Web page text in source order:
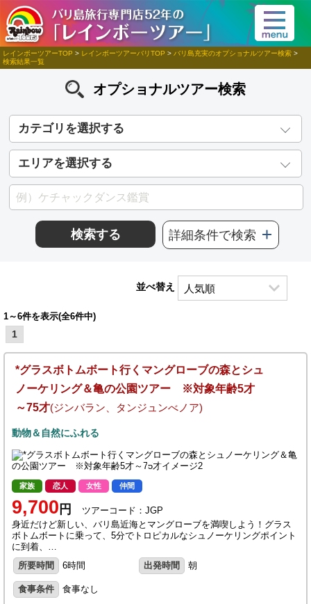
レインボーツアーTOP > レインボーツアーバリTOP > バリ島充実のオプショナルツアー検索 >
検索結果一覧
オプショナルツアー検索
カテゴリを選択する
エリアを選択する
検索する 詳細条件で検索
並べ替え
1～6件を表示(全6件中)
1
*グラスボトムボート行くマングローブの森とシュ
ノーケリング＆亀の公園ツアー ※対象年齢5才
～75才(ジンバラン、タンジュンべノア)
動物＆自然にふれる
家族 恋人 女性 仲間
9,700 円
ツアーコード：JGP
身近だけど新しい、バリ島近海とマングローブを満喫しよう！グラス
ボトムボートに乗って、5分でトロピカルなシュノーケリングポイント
に到着、…
所要時間
6時間 出発時間 朝
食事条件 食事なし